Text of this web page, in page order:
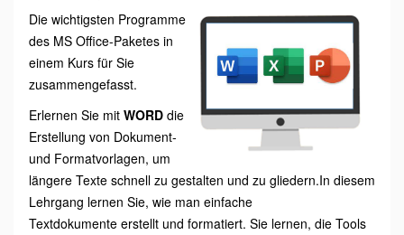
Die wichtigsten Programme
des MS Office-Paketes in
einem Kurs für Sie
zusammengefasst.
Erlernen Sie mit WORD die
Erstellung von Dokument-
und Formatvorlagen, um
längere Texte schnell zu gestalten und zu gliedern.In diesem
Lehrgang lernen Sie, wie man einfache
Textdokumente erstellt und formatiert. Sie lernen, die Tools